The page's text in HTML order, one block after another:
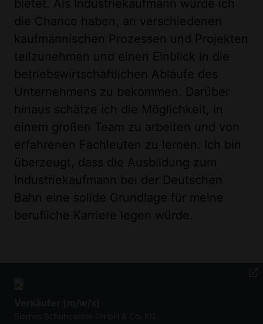
bietet. Als Industriekaufmann würde ich
die Chance haben, an verschiedenen
kaufmännischen Prozessen und Projekten
teilzunehmen und einen Einblick in die
betriebswirtschaftlichen Abläufe des
Unternehmens zu bekommen. Darüber
hinaus schätze ich die Möglichkeit, in
einem großen Team zu arbeiten und von
erfahrenen Fachleuten zu lernen. Ich bin
überzeugt, dass die Ausbildung zum
Industriekaufmann bei der Deutschen
Bahn eine solide Grundlage für meine
berufliche Karriere legen würde.